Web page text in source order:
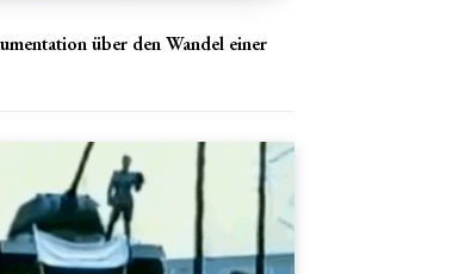
über den Wandel einer